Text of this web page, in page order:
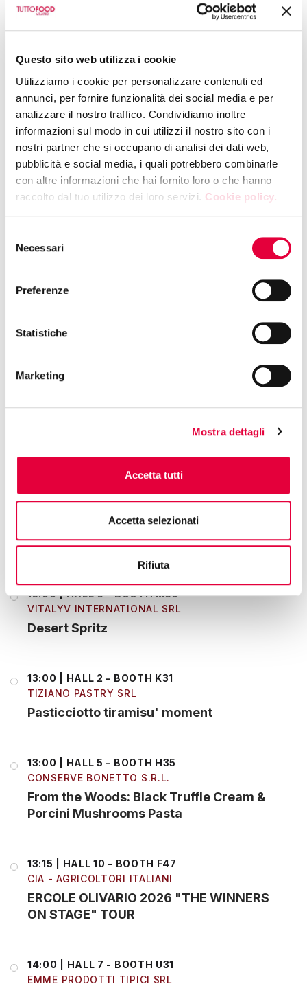
Questo sito web utilizza i cookie
Utilizziamo i cookie per personalizzare contenuti ed
annunci, per fornire funzionalità dei social media e per
analizzare il nostro traffico. Condividiamo inoltre
informazioni sul modo in cui utilizzi il nostro sito con i
nostri partner che si occupano di analisi dei dati web,
pubblicità e social media, i quali potrebbero combinarle
con altre informazioni che hai fornito loro o che hanno
raccolto dal tuo utilizzo dei loro servizi. Cookie policy.
delNecessari
Preferenze
Statistiche
Marketing
Mostra dettagli
Accetta tutti
Accetta selezionati
Rifiuta
Showcooking IYO RESTAURANT
12:30
SPATA CLEMENTINA
Pecorello Dop ed Olio extravergine di
COOPERATIVA PESCATORI ARBOREA S .C.A R.L.
Show Cooking – Nieddittas Pronte: pre-
13:00 | HALL 7 - BOOTH U31
13:00 | HALL 6 - BOOTH L17
Dolce Viola di Parma Gourmet Tasting
Ritual
13:00 | HALL 6 - BOOTH M50
VITALYV INTERNATIONAL SRL
Desert Spritz
13:00 | HALL 2 - BOOTH K31
TIZIANO PASTRY SRL
Pasticciotto tiramisu' moment
13:00 | HALL 5 - BOOTH H35
CONSERVE BONETTO S.R.L.
From the Woods: Black Truffle Cream &
Porcini Mushrooms Pasta
13:15 | HALL 10 - BOOTH F47
CIA - AGRICOLTORI ITALIANI
ERCOLE OLIVARIO 2026 "THE WINNERS
ON STAGE" TOUR
14:00 | HALL 7 - BOOTH U31
EMME PRODOTTI TIPICI SRL